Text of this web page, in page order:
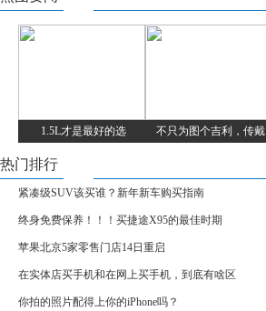
1.5L才是最好的选 不只为图个吉利，传戴
热门排行
紧凑级SUV该买谁？新年新车购买指南
终身免费保养！！！买捷途X95的最佳时期
苹果北京5家零售门店14日重启
在实体店买手机和在网上买手机，到底有啥区
你拍的照片配得上你的iPhone吗？